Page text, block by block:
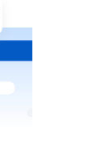
con